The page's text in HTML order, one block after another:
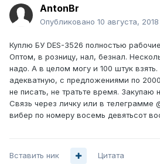
AntonBr
Опубликовано 10 августа, 2018
Куплю БУ DES-3526 полностью
Оптом, в розницу, нал, безнал.
надо. А в целом могу и 100 штук
адекватную, с предложениями по
не писать, не тратьте время. Закупаю
Связь через личку или в телеграмме
вибер по номеру восемь девятьсот
Вставить ник Цитата